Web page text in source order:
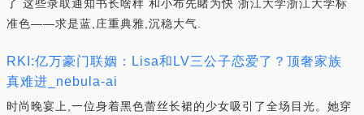
了 这些录取通知书长啥样 和小布先睹为快 浙江大学浙江大学标
准色——求是蓝,庄重典雅,沉稳大气.
RKI:亿万豪门联姻：Lisa和LV三公子恋爱了？顶奢家族
真难进_nebula-ai
时尚晚宴上,一位身着黑色蕾丝长裙的少女吸引了全场目光。她穿